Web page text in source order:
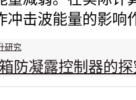
冲击波能量的影响
研究
防凝露控制器的